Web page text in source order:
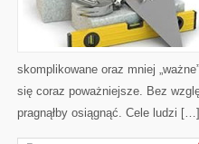
skomplikowane oraz mniej
się coraz poważniejsze. Bez
pragnąłby osiągnąć. Cele ludzi […]